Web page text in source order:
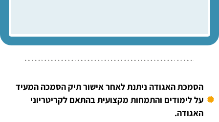
הסמכת האגודה ניתנת לאחר אישור תיק הסמכה המעיד
על לימודים והתמחות מקצועית בהתאם לקריטריוני
האגודה.